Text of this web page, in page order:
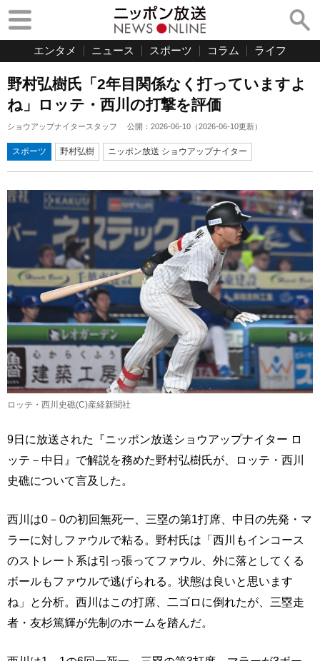
エンタメ ニュース スポーツ コラム ライフ
野村弘樹氏「2年目関係なく打っていますよ
ね」ロッテ・西川の打撃を評価
ショウアップナイタースタッフ 公開： 2026-06-10 （2026-06-10更新）
スポーツ 野村弘樹 ニッポン放送 ショウアップナイター
ロッテ・西川史礁(C)産経新聞社
9日に放送された『ニッポン放送ショウアップナイター ロ
ッテ－中日』で解説を務めた野村弘樹氏が、ロッテ・西川
史礁について言及した。
西川は0－0の初回無死一、三塁の第1打席、中日の先発・マ
ラーに対しファウルで粘る。野村氏は「西川もインコース
のストレート系は引っ張ってファウル、外に落としてくる
ボールもファウルで逃げられる。状態は良いと思います
ね」と分析。西川はこの打席、二ゴロに倒れたが、三塁走
者・友杉篤輝が先制のホームを踏んだ。